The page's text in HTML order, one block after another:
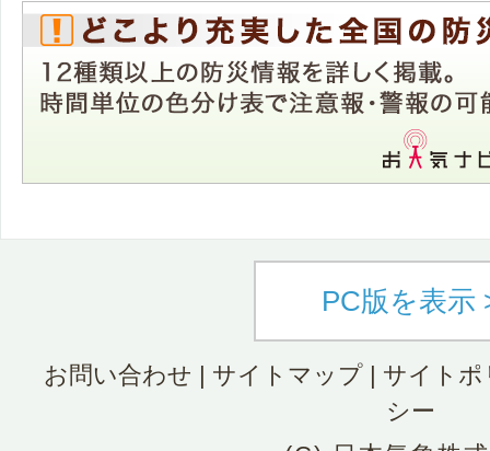
PC版を表示
お問い合わせ | サイトマップ| サイトポ
シー